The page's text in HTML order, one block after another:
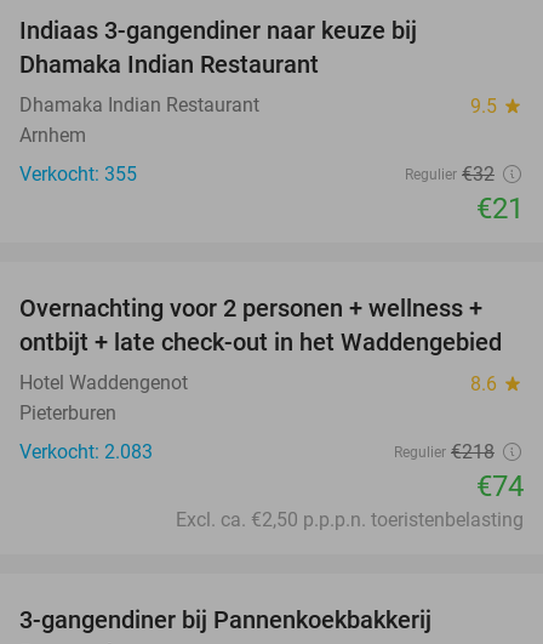
Indiaas 3-gangendiner naar keuze bij
Dhamaka Indian Restaurant
Dhamaka Indian Restaurant 9.5 star
Arnhem
Verkocht: 355
Regulier €32
€21
66%
Overnachting voor 2 personen + wellness +
ontbijt + late check-out in het Waddengebied
Hotel Waddengenot 8.6 star
Pieterburen
Verkocht: 2.083
Regulier €218
€74
Excl. ca. €2,50 p.p.p.n. toeristenbelasting
3-gangendiner bij Pannenkoekbakkerij